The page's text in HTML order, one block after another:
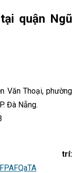
quận Ngũ
Văn Thoại, phường
Đà Nẵng.
trí: